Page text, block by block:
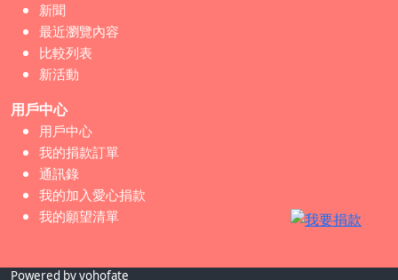
新聞
最近瀏覽內容
比較列表
新活動
用戶中心
用戶中心
我的捐款訂單
通訊錄
我的加入愛心捐款
我的願望清單
Powered by yohofate